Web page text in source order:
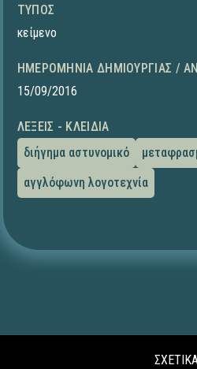
ΤΎΠΟΣ
κείμενο
ΗΜΕΡΟΜΗΝΊΑ ΔΗΜΙΟΥΡΓΊΑΣ /
15/09/2016
ΛΈΞΕΙΣ - ΚΛΕΙΔΙΆ
διήγημα αστυνομικό
αγγλόφωνη λογοτεχνία